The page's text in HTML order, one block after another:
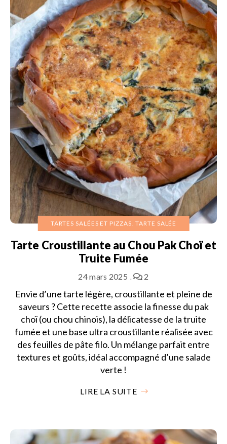
TARTES SALÉES ET PIZZAS TARTE SALÉE
Tarte Croustillante au Chou Pak Choï et
Truite Fumée
24 mars 2025 2
Envie d’une tarte légère, croustillante et pleine de
saveurs ? Cette recette associe la finesse du pak
choï (ou chou chinois), la délicatesse de la truite
fumée et une base ultra croustillante réalisée avec
des feuilles de pâte filo. Un mélange parfait entre
textures et goûts, idéal accompagné d’une salade
verte !
LIRE LA SUITE